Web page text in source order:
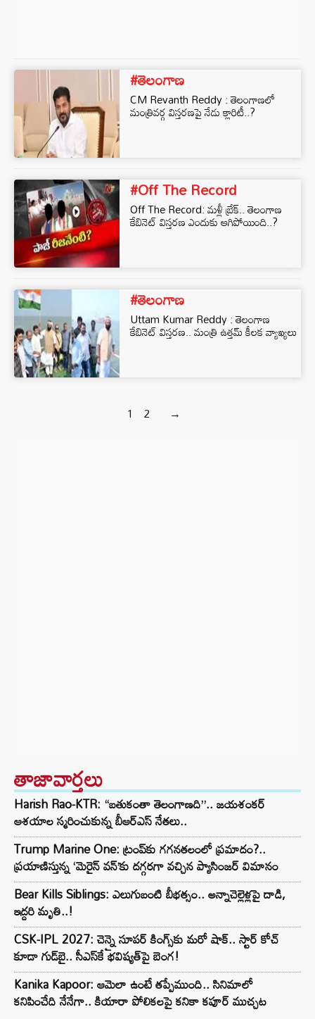
#తెలంగాణ
CM Revanth Reddy : తెలంగాణలో
మంత్రివర్గ విస్తరణపై నేడు క్లారిటీ..?
#Off The Record
Off The Record: మళ్లీ బ్రేక్‌.. తెలంగాణ
కేబినెట్ విస్తరణ ఎందుకు ఆగిపోయింది..?
#తెలంగాణ
Uttam Kumar Reddy : తెలంగాణ
కేబినెట్ విస్తరణ.. మంత్రి ఉత్తమ్‌ కీలక వ్యాఖ్యలు
1 2 →
తాజావార్తలు
Harish Rao-KTR: “బతుకంతా తెలంగాణది”.. జయశంకర్
ఆశయాల స్మరించుకున్న బీఆర్ఎస్ నేతలు..
Trump Marine One: ట్రంప్‌కు గగనతలంలో ప్రమాదం?..
ప్రయాణిస్తున్న ‘మెరైన్ వన్’కు దగ్గరగా వచ్చిన ప్యాసింజర్ విమానం
Bear Kills Siblings: ఎలుగుబంటి బీభత్సం.. అన్నాచెల్లెళ్లపై దాడి,
ఇద్దరి మృతి..!
CSK-IPL 2027: చెన్నై సూపర్ కింగ్స్‌కు మరో షాక్.. స్టార్ కోచ్
కూడా గుడ్‌బై.. సీఎస్‌కే భవిష్యత్‌పై బెంగ!
Kanika Kapoor: ఆమెలా ఉంటే తప్పేముంది.. సినిమాలో
కనిపించేది నేనేగా.. కియారా పోలికలపై కనికా కపూర్ ముచ్చట